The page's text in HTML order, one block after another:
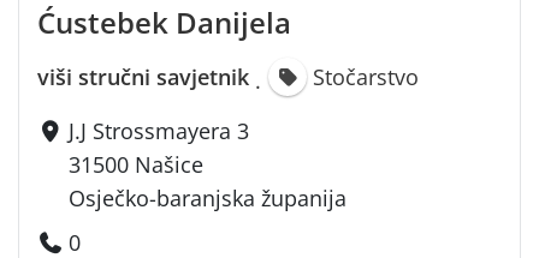
Ćustebek Danijela
viši stručni savjetnik ·
Stočarstvo
J.J Strossmayera 3
31500 Našice
Osječko-baranjska županija
0